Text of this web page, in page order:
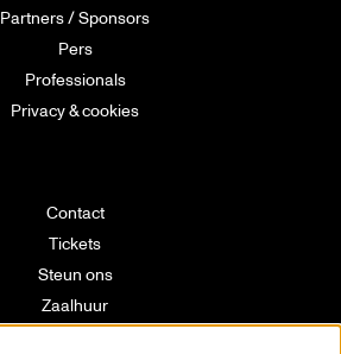
Partners / Sponsors
Pers
Professionals
Privacy & cookies
Contact
Tickets
Steun ons
Zaalhuur